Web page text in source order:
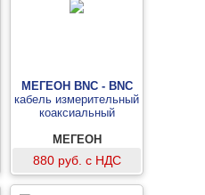
МЕГЕОН BNC - BNC
кабель измерительный
коаксиальный
МЕГЕОН
880 руб. с НДС